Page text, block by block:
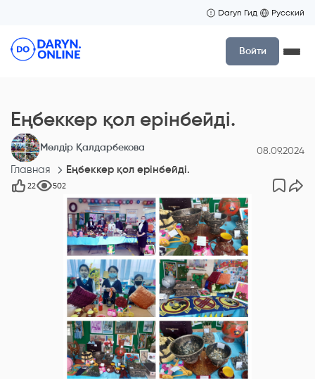
Daryn Гид Русский
Войти
Еңбеккер қол ерінбейді.
Мөлдір Қалдарбекова 08.09.2024
Главная Еңбеккер қол ерінбейді.
22 502